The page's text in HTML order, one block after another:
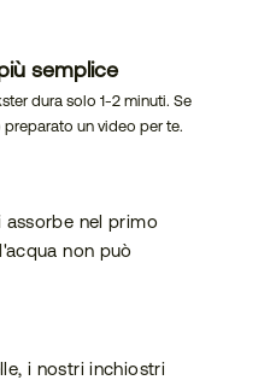
semplice
dura solo 1-2 minuti. Se
un video per te.
nel primo
non può
i nostri inchiostri